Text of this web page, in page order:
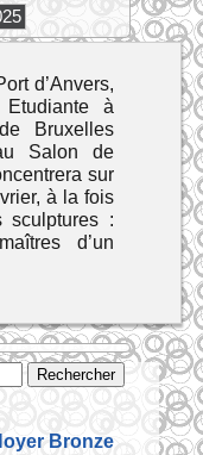
d’Anvers,
à
Bruxelles
Salon de
sur
à la fois
sculptures :
d’un
Bronze